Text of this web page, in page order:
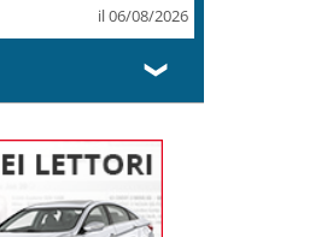
il 06/08/2026